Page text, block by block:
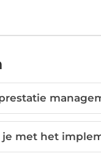
je met het